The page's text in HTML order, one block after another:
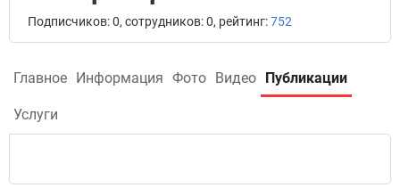
Подписчиков: 0, сотрудников: 0, рейтинг:752
Главное Информация Фото Видео Публикации
Услуги